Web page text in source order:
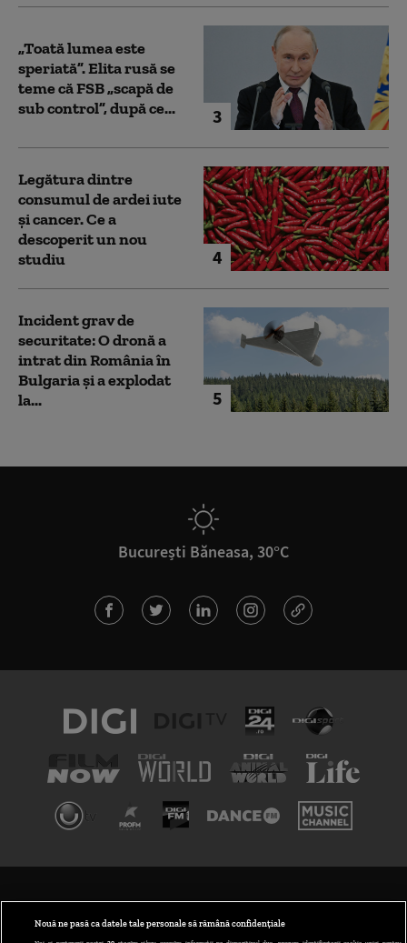
3
„Toată lumea este
speriată”. Elita rusă se
teme că FSB „scapă de
sub control”, după ce...
4
Legătura dintre
consumul de ardei iute
și cancer. Ce a
descoperit un nou
studiu
5
Incident grav de
securitate: O dronă a
intrat din România în
Bulgaria şi a explodat
la...
București Băneasa, 30°C
Nouă ne pasă ca datele tale personale să rămână confidențiale